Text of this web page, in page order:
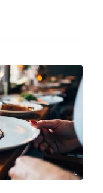
cyclonebill / Unsplash